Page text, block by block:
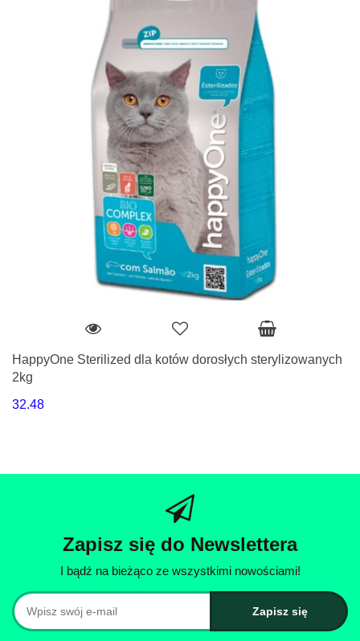
HappyOne Sterilized dla kotów dorosłych sterylizowanych
2kg
32.48
Zapisz się do Newslettera
I bądź na bieżąco ze wszystkimi nowościami!